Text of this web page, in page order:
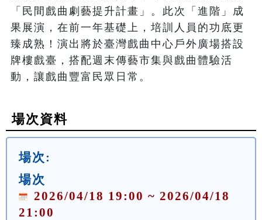
「民間戲曲劇藝提升計畫」。此次「進階」成
果展演，在前一年基礎上，培訓人員的功底更
臻成熟！演出將於臺灣戲曲中心戶外廣場搭設
牌樓戲臺，搭配週末傳藝市集與戲曲體驗活
動，讓戲曲豐富民眾日常。
場次資料
場次:
場次
2026/04/18 19:00 ~ 2026/04/18
21:00